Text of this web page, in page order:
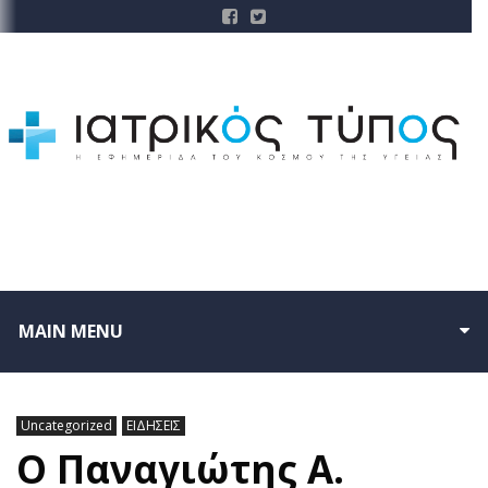
MAIN MENU
Uncategorized ΕΙΔΗΣΕΙΣ
Ο Παναγιώτης Α.